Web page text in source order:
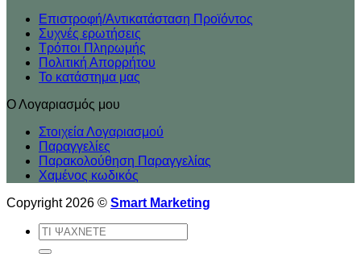
Επιστροφή/Αντικατάσταση Προϊόντος
Συχνές ερωτήσεις
Τρόποι Πληρωμής
Πολιτική Απορρήτου
Το κατάστημα μας
Ο Λογαριασμός μου
Στοιχεία Λογαριασμού
Παραγγελίες
Παρακολούθηση Παραγγελίας
Χαμένος κωδικός
Copyright 2026 © Smart Marketing
Αναζήτηση
για: